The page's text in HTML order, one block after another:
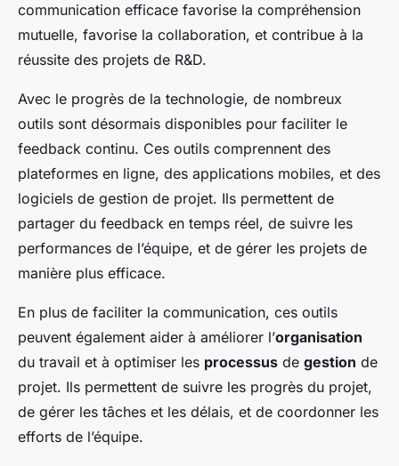
communication efficace favorise la compréhension
mutuelle, favorise la collaboration, et contribue à la
réussite des projets de R&D.
Avec le progrès de la technologie, de nombreux
outils sont désormais disponibles pour faciliter le
feedback continu. Ces outils comprennent des
plateformes en ligne, des applications mobiles, et des
logiciels de gestion de projet. Ils permettent de
partager du feedback en temps réel, de suivre les
performances de l’équipe, et de gérer les projets de
manière plus efficace.
En plus de faciliter la communication, ces outils
peuvent également aider à améliorer l’organisation
du travail et à optimiser les processus de gestion de
projet. Ils permettent de suivre les progrès du projet,
de gérer les tâches et les délais, et de coordonner les
efforts de l’équipe.